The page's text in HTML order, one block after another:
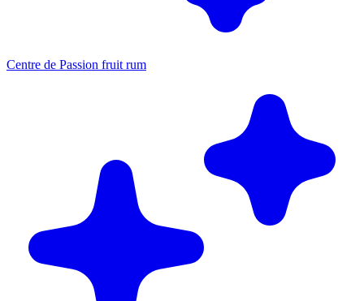
Centre de Passion fruit rum